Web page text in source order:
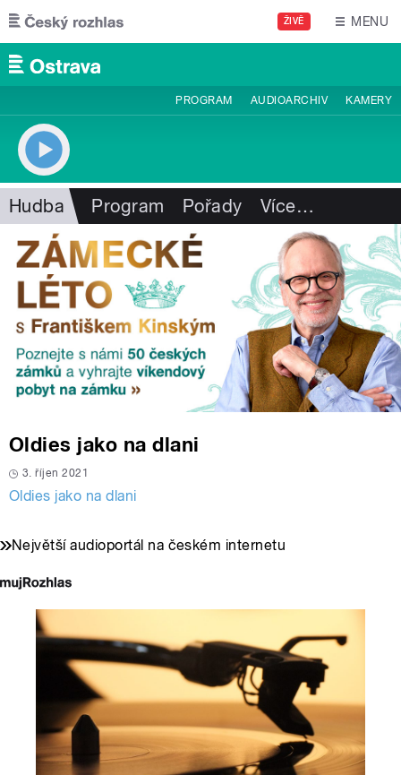
Přejít k hlavnímu obsahu
ŽIVĚ MENU
PROGRAM AUDIOARCHIV KAMERY
Hudba Program Pořady Více…
Oldies jako na dlani
3. říjen 2021
Oldies jako na dlani
Největší audioportál na českém internetu